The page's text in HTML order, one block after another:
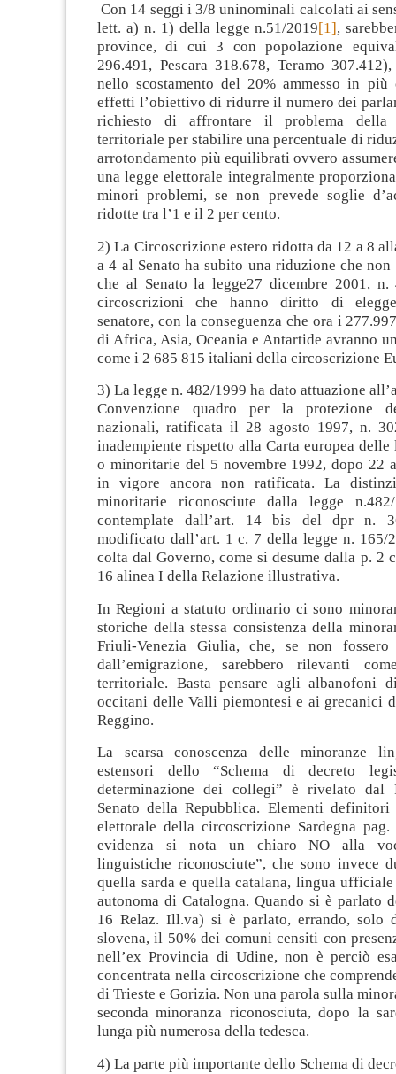
Con 14 seggi i 3/8 uninominali calcolati ai
lett. a) n. 1) della legge n.51/2019[1] ,
province, di cui 3 con popolazione
296.491, Pescara 318.678, Teramo
nello scostamento del 20% ammesso in
effetti l’obiettivo di ridurre il numero dei
richiesto di affrontare il problema della
territoriale per stabilire una percentuale di
arrotondamento più equilibrati ovvero
una legge elettorale integralmente
minori problemi, se non prevede soglie
ridotte tra l’1 e il 2 per cento.
2) La Circoscrizione estero ridotta da 12 a 8
a 4 al Senato ha subito una riduzione che
che al Senato la legge27 dicembre 2001, n.
circoscrizioni che hanno diritto di
senatore, con la conseguenza che ora i
di Africa, Asia, Oceania e Antartide avranno
come i 2 685 815 italiani della circoscrizione
3) La legge n. 482/1999 ha dato attuazione
Convenzione quadro per la protezione
nazionali, ratificata il 28 agosto 1997, n.
inadempiente rispetto alla Carta europea
o minoritarie del 5 novembre 1992, dopo 22
in vigore ancora non ratificata. La
minoritarie riconosciute dalla legge
contemplate dall’art. 14 bis del dpr n.
modificato dall’art. 1 c. 7 della legge n. 165/
colta dal Governo, come si desume dalla p. 2
16 alinea I della Relazione illustrativa.
In Regioni a statuto ordinario ci sono
storiche della stessa consistenza della
Friuli-Venezia Giulia, che, se non fossero
dall’emigrazione, sarebbero rilevanti
territoriale. Basta pensare agli albanofoni
occitani delle Valli piemontesi e ai grecanici
Reggino.
La scarsa conoscenza delle minoranze
estensori dello “Schema di decreto
determinazione dei collegi” è rivelato dal
Senato della Repubblica. Elementi
elettorale della circoscrizione Sardegna
evidenza si nota un chiaro NO alla
linguistiche riconosciute”, che sono invece
quella sarda e quella catalana, lingua
autonoma di Catalogna. Quando si è parlato
16 Relaz. Ill.va) si è parlato, errando, solo
slovena, il 50% dei comuni censiti con
nell’ex Provincia di Udine, non è perciò
concentrata nella circoscrizione che
di Trieste e Gorizia. Non una parola sulla
seconda minoranza riconosciuta, dopo la
lunga più numerosa della tedesca.
4) La parte più importante dello Schema di